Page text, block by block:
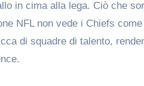
in cima alla lega. Ciò che
NFL non vede i Chiefs
di squadre di talento,